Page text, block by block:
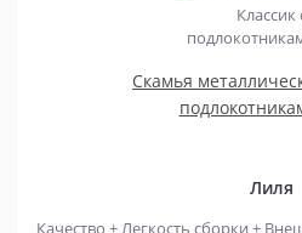
Скамья
Лиля
Качество + Легкость сборки +